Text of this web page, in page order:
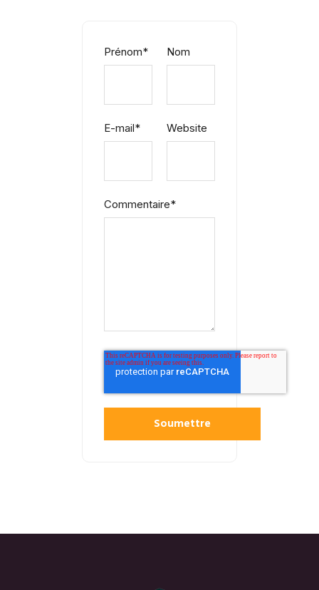
Prénom* Nom
E-mail* Website
Commentaire*